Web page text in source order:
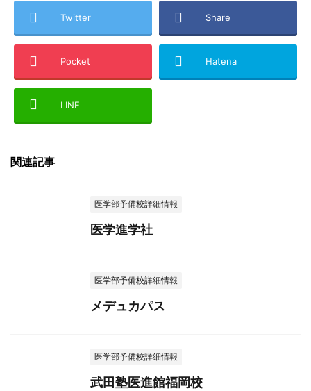
Twitter Share
Pocket Hatena
LINE
関連記事
医学部予備校詳細情報
医学進学社
医学部予備校詳細情報
メデュカパス
医学部予備校詳細情報
武田塾医進館福岡校